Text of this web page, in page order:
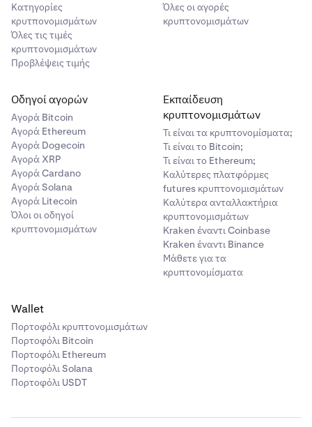
Κατηγορίες
κρυτπονομισμάτων
Όλες τις τιμές
κρυπτονομισμάτων
Προβλέψεις τιμής
Όλες οι αγορές
κρυπτονομισμάτων
Οδηγοί αγορών
Αγορά Bitcoin
Αγορά Ethereum
Αγορά Dogecoin
Αγορά XRP
Αγορά Cardano
Αγορά Solana
Αγορά Litecoin
Όλοι οι οδηγοί
κρυπτονομισμάτων
Εκπαίδευση
κρυπτονομισμάτων
Τι είναι τα κρυπτονομίσματα;
Τι είναι το Bitcoin;
Τι είναι το Ethereum;
Καλύτερες πλατφόρμες
futures κρυπτονομισμάτων
Καλύτερα ανταλλακτήρια
κρυπτονομισμάτων
Kraken έναντι Coinbase
Kraken έναντι Binance
Μάθετε για τα
κρυπτονομίσματα
Wallet
Πορτοφόλι κρυπτονομισμάτων
Πορτοφόλι Bitcoin
Πορτοφόλι Ethereum
Πορτοφόλι Solana
Πορτοφόλι USDT